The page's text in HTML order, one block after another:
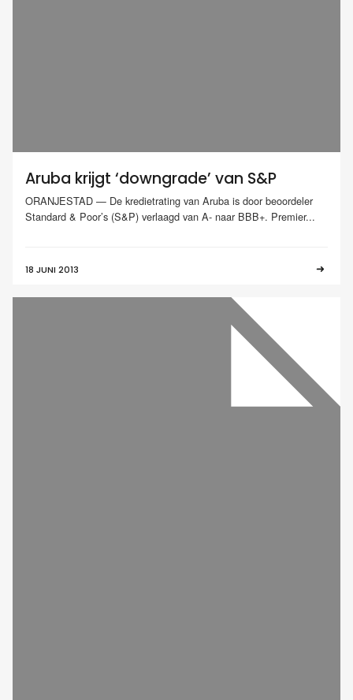
Aruba krijgt ‘downgrade’ van S&P
ORANJESTAD — De kredietrating van Aruba is door beoordeler
Standard & Poor’s (S&P) verlaagd van A- naar BBB+. Premier...
18 JUNI 2013